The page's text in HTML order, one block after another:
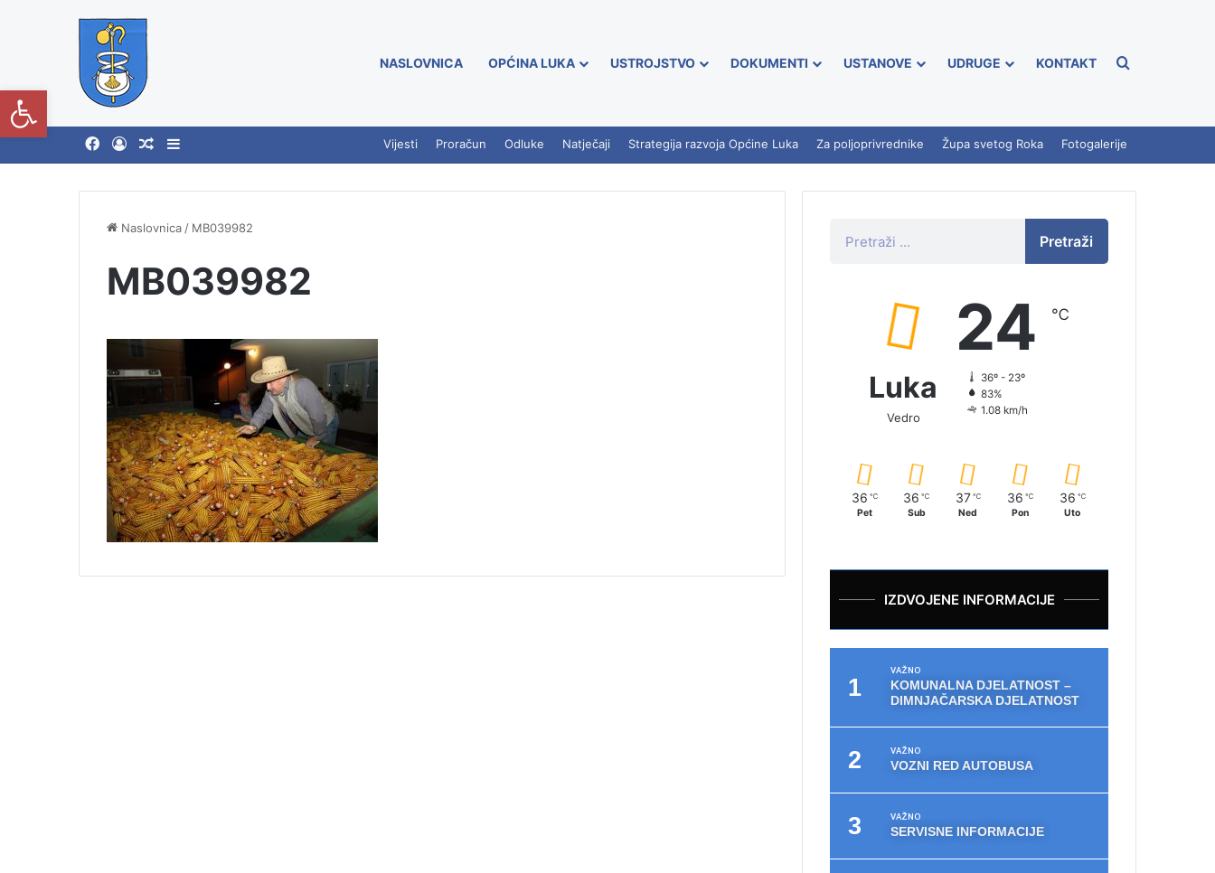
NASLOVNICA OPĆINA LUKA USTROJSTVO DOKUMENTI USTANOVE UDRUGE KONTAKT
Vijesti Proračun Odluke Natječaji Strategija razvoja Općine Luka Za poljoprivrednike Župa svetog Roka Fotogalerije
Naslovnica / MB039982
MB039982
Pretraži
Luka
Vedro
24 ℃
36º - 23º
83%
1.08 km/h
36 ℃
Pet
36 ℃
Sub
37 ℃
Ned
36 ℃
Pon
36 ℃
Uto
IZDVOJENE INFORMACIJE
VAŽNO
KOMUNALNA DJELATNOST –
DIMNJAČARSKA DJELATNOST
VAŽNO
VOZNI RED AUTOBUSA
VAŽNO
SERVISNE INFORMACIJE
Open toolbar